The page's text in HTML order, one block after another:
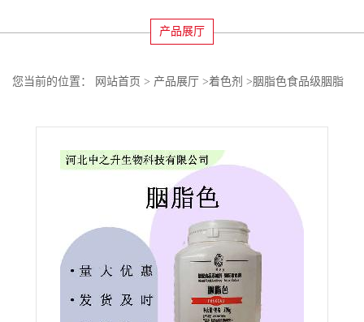
产品展厅
您当前的位置： 网站首页 > 产品展厅 >着色剂 >胭脂色食品级胭脂